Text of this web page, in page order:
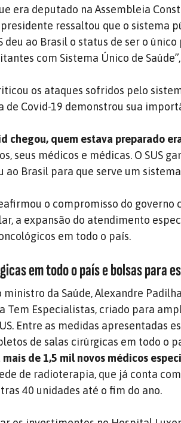
era deputado na Assembleia
presidente ressaltou que o sistema
deu ao Brasil o status de ser o
com Sistema Único de
os ataques sofridos pelo
de Covid-19 demonstrou sua
chegou, quem estava preparado
seus médicos e médicas. O SUS
ao Brasil para que serve um
o compromisso do governo
a expansão do atendimento
em todo o país.
em todo o país e bolsas para
ministro da Saúde, Alexandre
Tem Especialistas, criado para
Entre as medidas apresentadas
de salas cirúrgicas em todo o
de 1,5 mil novos médicos
de radioterapia, que já conta
40 unidades até o fim do ano.